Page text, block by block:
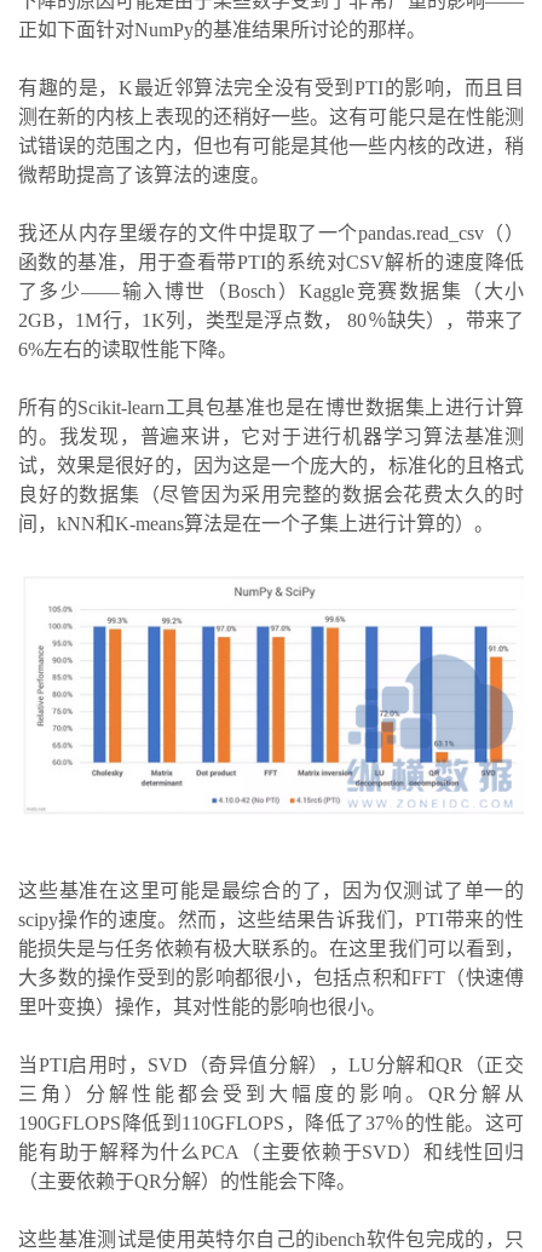
正如下面针对NumPy的基准结果所讨论的那样。
有趣的是，K最近邻算法完全没有受到PTI的影响，而且目
测在新的内核上表现的还稍好一些。这有可能只是在性能测
试错误的范围之内，但也有可能是其他一些内核的改进，稍
微帮助提高了该算法的速度。
我还从内存里缓存的文件中提取了一个pandas.read_csv（）
函数的基准，用于查看带PTI的系统对CSV解析的速度降低
了多少——输入博世（Bosch）Kaggle竞赛数据集（大小
2GB，1M行，1K列，类型是浮点数， 80％缺失），带来了
6%左右的读取性能下降。
所有的Scikit-learn工具包基准也是在博世数据集上进行计算
的。我发现，普遍来讲，它对于进行机器学习算法基准测
试，效果是很好的，因为这是一个庞大的，标准化的且格式
良好的数据集（尽管因为采用完整的数据会花费太久的时
间，kNN和K-means算法是在一个子集上进行计算的）。
这些基准在这里可能是最综合的了，因为仅测试了单一的
scipy操作的速度。然而，这些结果告诉我们，PTI带来的性
能损失是与任务依赖有极大联系的。在这里我们可以看到，
大多数的操作受到的影响都很小，包括点积和FFT（快速傅
里叶变换）操作，其对性能的影响也很小。
当PTI启用时，SVD（奇异值分解），LU分解和QR（正交
三角）分解性能都会受到大幅度的影响。QR分解从
190GFLOPS降低到110GFLOPS，降低了37％的性能。这可
能有助于解释为什么PCA（主要依赖于SVD）和线性回归
（主要依赖于QR分解）的性能会下降。
这些基准测试是使用英特尔自己的ibench软件包完成的，只